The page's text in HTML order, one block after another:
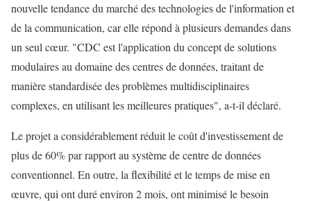
nouvelle tendance du marché des technologies de l'information et
de la communication, car elle répond à plusieurs demandes dans
un seul cœur. "CDC est l'application du concept de solutions
modulaires au domaine des centres de données, traitant de
manière standardisée des problèmes multidisciplinaires
complexes, en utilisant les meilleures pratiques", a-t-il déclaré.
Le projet a considérablement réduit le coût d'investissement de
plus de 60% par rapport au système de centre de données
conventionnel. En outre, la flexibilité et le temps de mise en
œuvre, qui ont duré environ 2 mois, ont minimisé le besoin